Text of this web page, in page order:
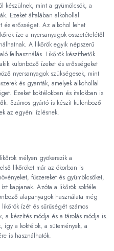
készülnek, mint a gyümölcsök, a
Ezeket általában alkohollal
és erősséget. Az alkohol lehet
íze a nyersanyagok összetételétől
A likőrök egyik népszerű
felhasználás. Likőrök készíthetők
különböző ízeket és erősségeket
nyersanyagok szükségesek, mint
és gyanták, amelyek alkohollal
Ezeket koktélokban és italokban is
Számos gyártó is készít különböző
az egyéni ízlésnek.
mélyen gyökerezik a
likőröket már az ókorban is
fűszereket és gyümölcsöket,
kapjanak. Azóta a likőrök sokféle
alapanyagok használata még
ízét és sűrűségét számos
a készítés módja és a tárolás módja is.
így a koktélok, a sütemények, a
is használhatók.